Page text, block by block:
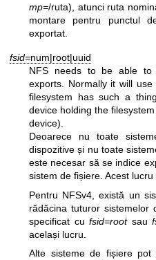
mp=/ruta), atunci ruta
montare pentru punctul
exportat.
fsid=num|root|uuid
NFS needs to be able to
exports. Normally it will
filesystem has such a
device holding the
device).
Deoarece nu toate
dispozitive și nu toate
este necesar să se indice
sistem de fișiere. Acest
Pentru NFSv4, există un
rădăcina tuturor sistemelor
specificat cufsid=rootsau
același lucru.
Alte sisteme de fișiere